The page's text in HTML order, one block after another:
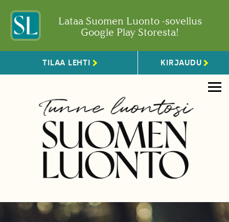
Lataa Suomen Luonto -sovellus
Google Play Storesta!
TILAA LEHTI KIRJAUDU